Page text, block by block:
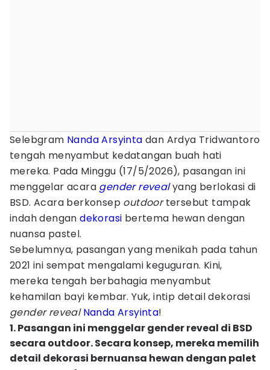
Selebgram Nanda Arsyinta dan Ardya Tridwantoro
tengah menyambut kedatangan buah hati
mereka. Pada Minggu (17/5/2026), pasangan ini
menggelar acara gender revealyang berlokasi di
BSD. Acara berkonsep outdoortersebut tampak
indah dengandekorasi bertema hewan dengan
nuansa pastel.
Sebelumnya, pasangan yang menikah pada tahun
2021 ini sempat mengalami keguguran. Kini,
mereka tengah berbahagia menyambut
kehamilan bayi kembar. Yuk, intip detail dekorasi
gender reveal Nanda Arsyinta!
1. Pasangan ini menggelar gender reveal di BSD
secara outdoor. Secara konsep, mereka memilih
detail dekorasi bernuansa hewan dengan palet